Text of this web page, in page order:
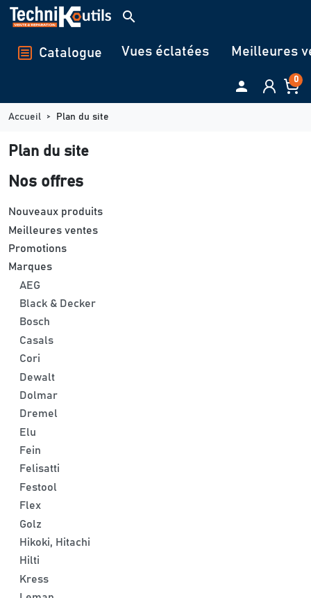
Panneau de gestion des cookies
search
Catalogue Vues éclatées Meilleures
 0
Accueil Plan du site
Plan du site
Nos offres
Nouveaux produits
Meilleures ventes
Promotions
Marques
AEG
Black & Decker
Bosch
Casals
Cori
Dewalt
Dolmar
Dremel
Elu
Fein
Felisatti
Festool
Flex
Golz
Hikoki, Hitachi
Hilti
Kress